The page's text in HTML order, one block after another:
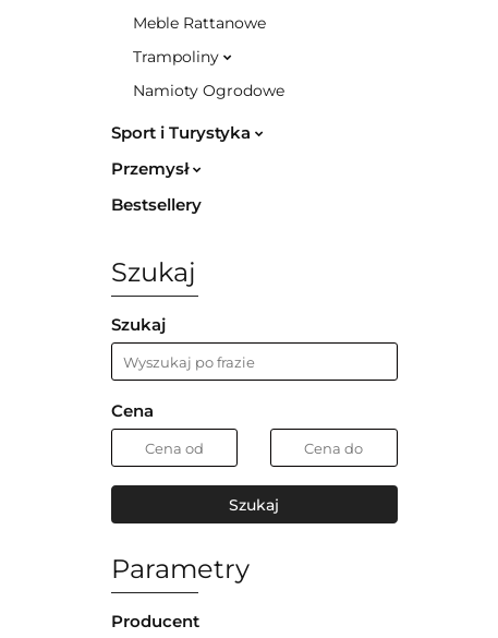
Meble Rattanowe
Trampoliny
Namioty Ogrodowe
Sport i Turystyka
Przemysł
Bestsellery
Szukaj
Szukaj
Cena
Szukaj
Parametry
Producent